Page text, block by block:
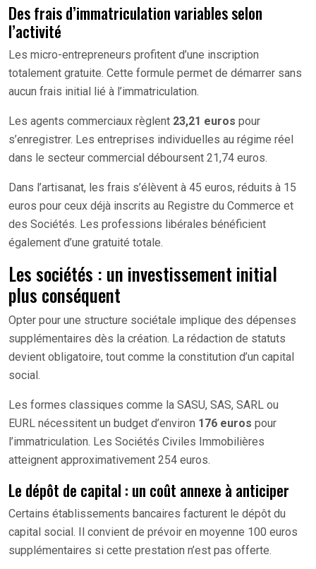
Des frais d’immatriculation variables selon
l’activité
Les micro-entrepreneurs profitent d’une inscription
totalement gratuite. Cette formule permet de démarrer sans
aucun frais initial lié à l’immatriculation.
Les agents commerciaux règlent 23,21 euros pour
s’enregistrer. Les entreprises individuelles au régime réel
dans le secteur commercial déboursent 21,74 euros.
Dans l’artisanat, les frais s’élèvent à 45 euros, réduits à 15
euros pour ceux déjà inscrits au Registre du Commerce et
des Sociétés. Les professions libérales bénéficient
également d’une gratuité totale.
Les sociétés : un investissement initial
plus conséquent
Opter pour une structure sociétale implique des dépenses
supplémentaires dès la création. La rédaction de statuts
devient obligatoire, tout comme la constitution d’un capital
social.
Les formes classiques comme la SASU, SAS, SARL ou
EURL nécessitent un budget d’environ 176 euros pour
l’immatriculation. Les Sociétés Civiles Immobilières
atteignent approximativement 254 euros.
Le dépôt de capital : un coût annexe à anticiper
Certains établissements bancaires facturent le dépôt du
capital social. Il convient de prévoir en moyenne 100 euros
supplémentaires si cette prestation n’est pas offerte.